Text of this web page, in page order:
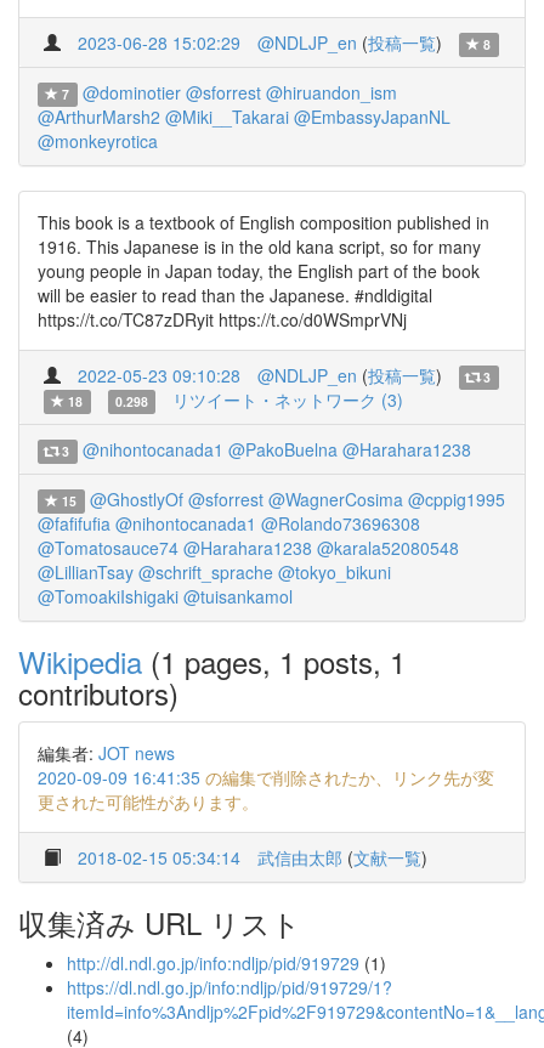
2023-06-28 15:02:29 @NDLJP_en (投稿一覧) 8
7 @dominotier @sforrest @hiruandon_ism
@ArthurMarsh2 @Miki__Takarai @EmbassyJapanNL
@monkeyrotica
This book is a textbook of English composition published in
1916. This Japanese is in the old kana script, so for many
young people in Japan today, the English part of the book
will be easier to read than the Japanese. #ndldigital
https://t.co/TC87zDRyit https://t.co/d0WSmprVNj
2022-05-23 09:10:28 @NDLJP_en (投稿一覧)
3
18
0.298 リツイート・ネットワーク (3)
3 @nihontocanada1 @PakoBuelna @Harahara1238
15 @GhostlyOf @sforrest @WagnerCosima @cppig1995
@fafifufia @nihontocanada1 @Rolando73696308
@Tomatosauce74 @Harahara1238 @karala52080548
@LillianTsay @schrift_sprache @tokyo_bikuni
@TomoakiIshigaki @tuisankamol
Wikipedia (1 pages, 1 posts, 1
contributors)
編集者: JOT news
2020-09-09 16:41:35 の編集で削除されたか、リンク先が変
更された可能性があります。
2018-02-15 05:34:14 武信由太郎 (文献一覧)
収集済み URL リスト
http://dl.ndl.go.jp/info:ndljp/pid/919729 (1)
https://dl.ndl.go.jp/info:ndljp/pid/919729/1?
(4)